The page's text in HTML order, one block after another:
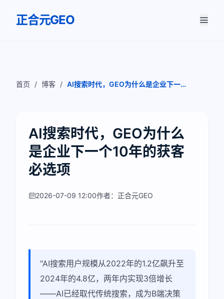
正合元GEO
首页 / 博客 / AI搜索时代，GEO为什么是企业下一个
AI搜索时代，GEO为什么
是企业下一个10年的获客
必选项
2026-07-09 12:00作者：正合元GEO
"AI搜索用户规模从2022年的1.2亿飙升至
2024年的4.8亿，两年内实现3倍增长
——AI已经取代传统搜索，成为B端决策